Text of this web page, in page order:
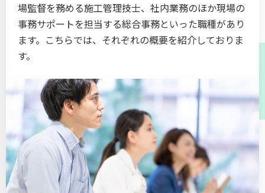
場監督を務める施工管理技士、社内業務のほか現場の
事務サポートを担当する総合事務といった職種があり
ます。こちらでは、それぞれの概要を紹介しておりま
す。